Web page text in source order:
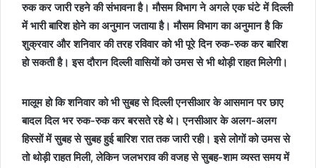
रुक कर जारी रहने की संभावना है। मौसम विभाग ने अगले एक घंटे में दिल्ली
में भारी बारिश होने का अनुमान जताया है। मौसम विभाग का अनुमान है कि
शुक्रवार और शनिवार की तरह रविवार को भी पूरे दिन रुक-रुक कर बारिश
हो सकती है। इस दौरान दिल्ली वासियों को उमस से भी थोड़ी राहत मिलेगी।
मालूम हो कि शनिवार को भी सुबह से दिल्ली एनसीआर के आसमान पर छाए
बादल दिल भर रुक-रुक कर बरसते रहे थे। एनसीआर के अलग-अलग
हिस्सों में सुबह से सुबह हुई बारिश रात तक जारी रही। इसे लोगों को उमस से
तो थोड़ी राहत मिली, लेकिन जलभराव की वजह से सुबह-शाम व्यस्त समय में